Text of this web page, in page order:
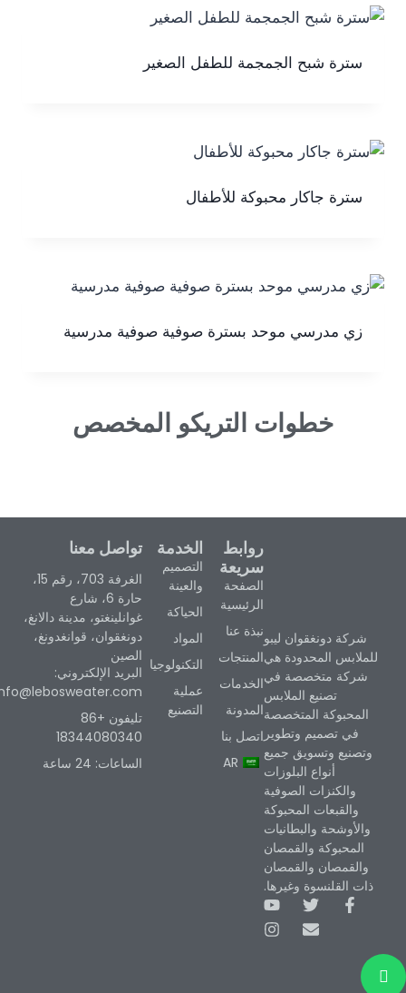
سترة شبح الجمجمة للطفل الصغير
سترة جاكار محبوكة للأطفال
زي مدرسي موحد بسترة صوفية صوفية مدرسية
خطوات التريكو المخصص
شركة دونغقوان ليبو
للملابس المحدودة هي
شركة متخصصة في
تصنيع الملابس
المحبوكة المتخصصة
في تصميم وتطوير
وتصنيع وتسويق جميع
أنواع البلوزات
والكنزات الصوفية
والقبعات المحبوكة
والأوشحة والبطانيات
المحبوكة والقمصان
والقمصان والقمصان
ذات القلنسوة وغيرها.
الخدمة
التصميم
والعينة
الحياكة
المواد
التكنولوجيا
عملية
التصنيع
روابط
سريعة
الصفحة
الرئيسية
نبذة عنا
المنتجات
الخدمات
المدونة
اتصل بنا
AR
تواصل معنا
الغرفة 703، رقم 15،
حارة 6، شارع
غوانلينغتو، مدينة دالانغ،
دونغقوان، قوانغدونغ،
الصين
البريد الإلكتروني:
تليفون +86
18344080340
الساعات: 24 ساعة